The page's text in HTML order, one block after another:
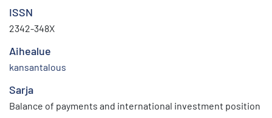
ISSN
2342-348X
Aihealue
kansantalous
Sarja
Balance of payments and international investment position